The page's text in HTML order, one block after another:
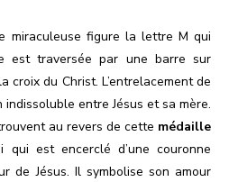
miraculeuse figure la lettre M qui
est traversée par une barre sur
croix du Christ. L’entrelacement de
entre Jésus et sa mère.
au revers de cette médaille
qui est encerclé d’une couronne
de Jésus. Il symbolise son amour